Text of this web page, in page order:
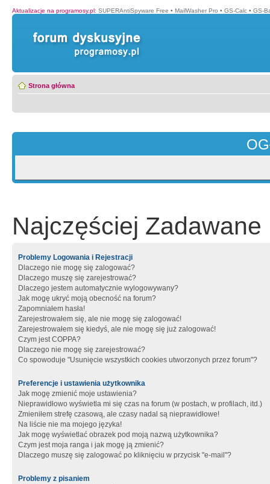
Aktualizacje na programosy.pl: SUPERAntiSpyware Free • MailWasher Pro • GS-Calc • GS-
Strona główna
Najczęściej Zadawane
Problemy Logowania i Rejestracji
Dlaczego nie mogę się zalogować?
Dlaczego muszę się zarejestrować?
Dlaczego jestem automatycznie wylogowywany?
Jak mogę ukryć moją obecność na forum?
Zapomniałem hasła!
Zarejestrowałem się, ale nie mogę się zalogować!
Zarejestrowałem się kiedyś, ale nie mogę się już zalogować!
Czym jest COPPA?
Dlaczego nie mogę się zarejestrować?
Co spowoduje "Usunięcie wszystkich cookies utworzonych przez forum"?
Preferencje i ustawienia użytkownika
Jak mogę zmienić moje ustawienia?
Nieprawidłowo wyświetla mi się czas na forum (w postach, w profilach, itd.)
Zmieniłem strefę czasową, ale czasy nadal są nieprawidłowe!
Na liście nie ma mojego języka!
Jak mogę wyświetlać obrazek pod moją nazwą użytkownika?
Czym jest moja ranga i jak mogę ją zmienić?
Dlaczego muszę się zalogować po kliknięciu w przycisk "e-mail"?
Problemy z pisaniem